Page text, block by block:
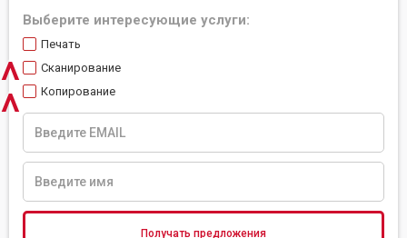
Выберите интересующие услуги:
Печать
Сканирование
Копирование
^
^